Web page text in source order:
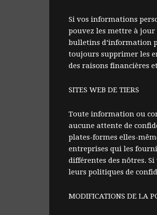
Si vos informations
pouvez les mettre à
bulletins d’information
toujours supprimer les
des raisons financières
SITES WEB DE TIERS
Toute information ou
aucune attente de
plates-formes elles-
entreprises qui les
différentes des nôtres.
leurs politiques de
MODIFICATIONS DE LA